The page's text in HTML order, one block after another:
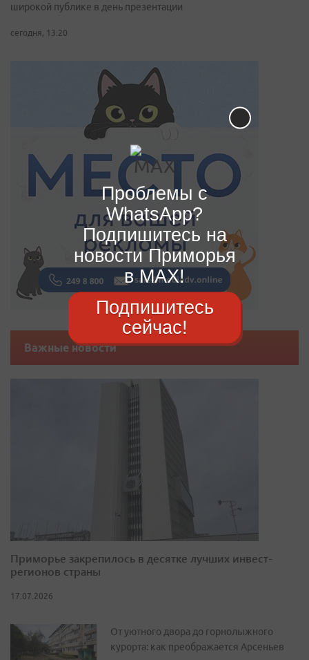
широкой публике в день презентации
сегодня, 13:20
Важные новости
Приморье закрепилось в десятке лучших инвест-
регионов страны
17.07.2026
От уютного двора до горнолыжного
курорта: как преображается Арсеньев
Проблемы с
WhatsApp?
Подпишитесь на
новости Приморья
в MAX!
Подпишитесь
сейчас!